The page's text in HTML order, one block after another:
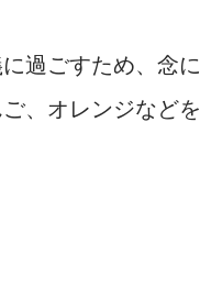
過ごすため、念
、オレンジなど